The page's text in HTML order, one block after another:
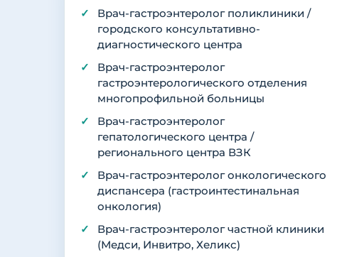
Врач-гастроэнтеролог поликлиники /
городского консультативно-
диагностического центра
Врач-гастроэнтеролог
гастроэнтерологического отделения
многопрофильной больницы
Врач-гастроэнтеролог
гепатологического центра /
регионального центра ВЗК
Врач-гастроэнтеролог онкологического
диспансера (гастроинтестинальная
онкология)
Врач-гастроэнтеролог частной клиники
(Медси, Инвитро, Хеликс)